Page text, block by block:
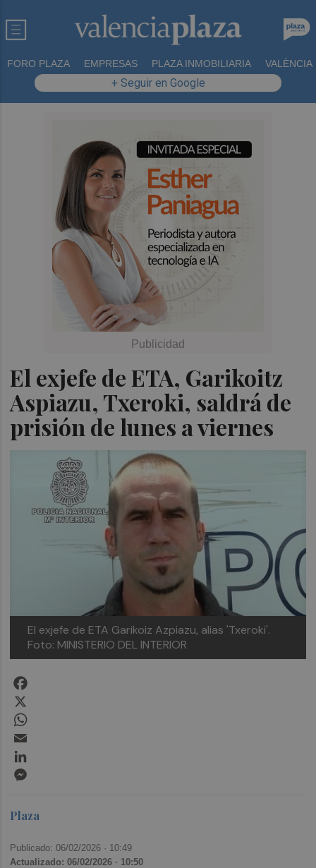
FORO PLAZA EMPRESAS PLAZA INMOBILIARIA VALÈNCIA
+ Seguir en Google
El exjefe de ETA, Garikoitz
Aspiazu, Txeroki, saldrá de
prisión de lunes a viernes
El exjefe de ETA Garikoiz Azpiazu, alias 'Txeroki'.
Foto: MINISTERIO DEL INTERIOR
Plaza
Publicado: 06/02/2026 · 10:49
Actualizado: 06/02/2026 · 10:50